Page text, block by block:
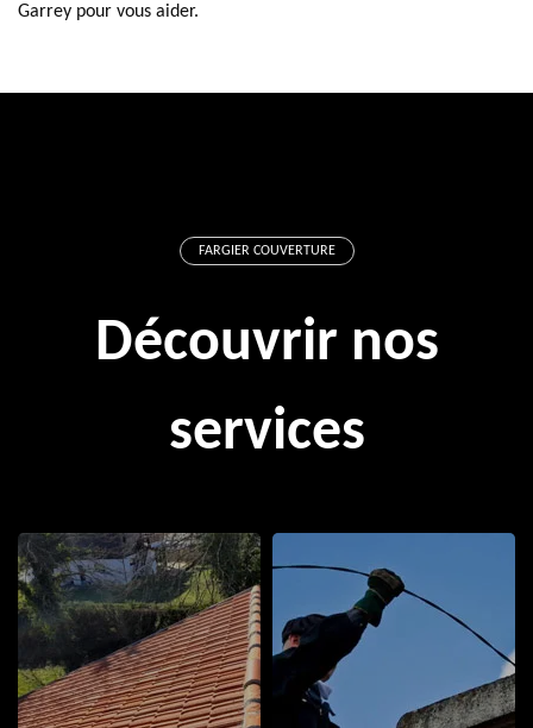
Garrey pour vous aider.
FARGIER COUVERTURE
Découvrir nos
services